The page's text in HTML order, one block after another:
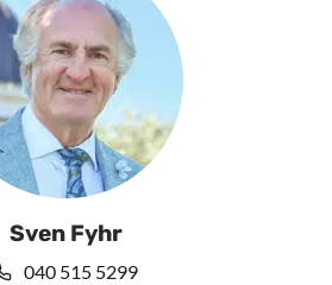
Sven Fyhr
040 515 5299